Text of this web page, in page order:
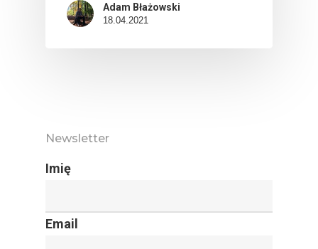
Adam Błażowski
18.04.2021
Newsletter
Imię
Email